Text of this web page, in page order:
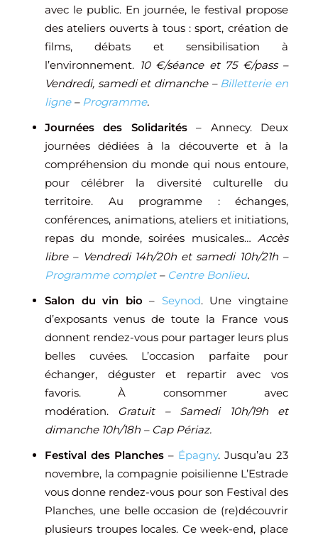
avec le public. En journée, le festival propose
des ateliers ouverts à tous : sport, création de
films, débats et sensibilisation à
l’environnement. 10 €/séance et 75 €/pass –
Vendredi, samedi et dimanche – Billetterie en
ligne– Programme.
Journées des Solidarités– Annecy. Deux
journées dédiées à la découverte et à la
compréhension du monde qui nous entoure,
pour célébrer la diversité culturelle du
territoire. Au programme : échanges,
conférences, animations, ateliers et initiations,
repas du monde, soirées musicales… Accès
libre – Vendredi 14h/20h et samedi 10h/21h –
Programme complet– Centre Bonlieu.
Salon du vin bio – Seynod. Une vingtaine
d’exposants venus de toute la France vous
donnent rendez-vous pour partager leurs plus
belles cuvées. L’occasion parfaite pour
échanger, déguster et repartir avec vos
favoris. À consommer avec
modération. Gratuit – Samedi 10h/19h et
dimanche 10h/18h – Cap Périaz.
Festival des Planches – Épagny. Jusqu’au 23
novembre, la compagnie poisilienne L’Estrade
vous donne rendez-vous pour son Festival des
Planches, une belle occasion de (re)découvrir
plusieurs troupes locales. Ce week-end, place